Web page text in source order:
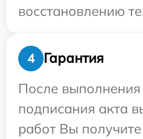
восстановлению
4
Гарантия
После выполнения
подписания акта
работ Вы